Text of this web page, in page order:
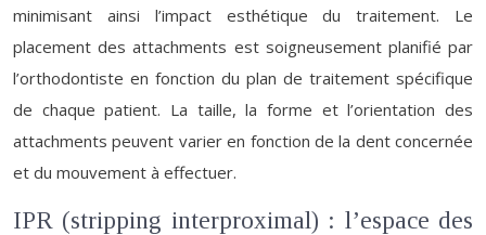
minimisant ainsi l’impact esthétique du traitement. Le
placement des attachments est soigneusement planifié par
l’orthodontiste en fonction du plan de traitement spécifique
de chaque patient. La taille, la forme et l’orientation des
attachments peuvent varier en fonction de la dent concernée
et du mouvement à effectuer.
IPR (stripping interproximal) : l’espace des